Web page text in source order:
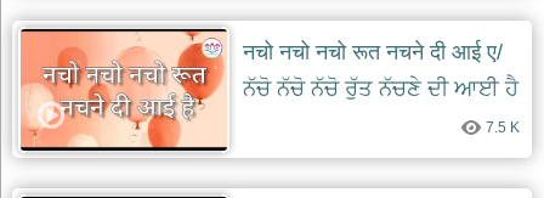
नचो नचो नचो रूत नचने दी आई ए/
ਨੱਚੋ ਨੱਚੋ ਨੱਚੋ ਰੁੱਤ ਨੱਚਣੇ ਦੀ ਆਈ ਹੈ
7.5 K